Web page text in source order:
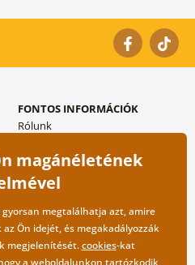
FONTOS INFORMÁCIÓK
Rólunk
Blog
Kapcsolat
Nagykereskedelmi
együttműködés
magánéletének
megtalálhatja azt, amire
Ön idejét, és megakadályozzák
megjelenítését.cookies-kat
a weboldalunkon tartózkodik,